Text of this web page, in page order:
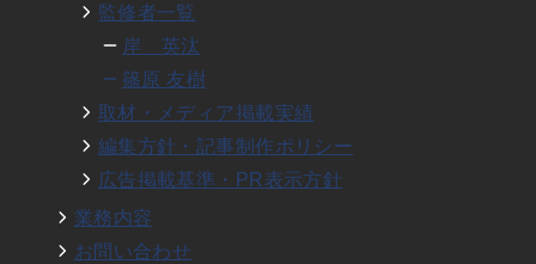
監修者一覧
岸 英汰
篠原 友樹
取材・メディア掲載実績
編集方針・記事制作ポリシー
広告掲載基準・PR表示方針
業務内容
お問い合わせ